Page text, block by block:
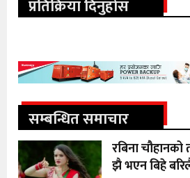
प्रतिक्रिया दिनुहोस
सम्बन्धित समाचार
रबिना
झै भएन बिहे